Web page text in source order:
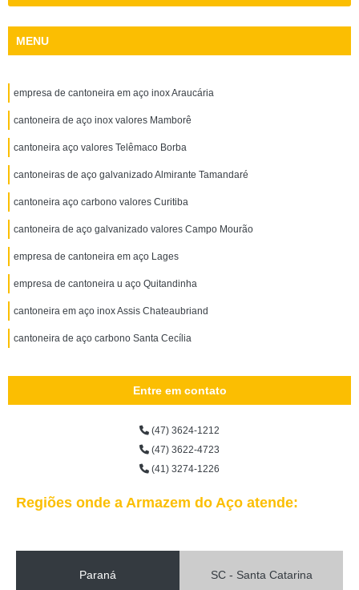
MENU
empresa de cantoneira em aço inox Araucária
cantoneira de aço inox valores Mamborê
cantoneira aço valores Telêmaco Borba
cantoneiras de aço galvanizado Almirante Tamandaré
cantoneira aço carbono valores Curitiba
cantoneira de aço galvanizado valores Campo Mourão
empresa de cantoneira em aço Lages
empresa de cantoneira u aço Quitandinha
cantoneira em aço inox Assis Chateaubriand
cantoneira de aço carbono Santa Cecília
Entre em contato
(47) 3624-1212
(47) 3622-4723
(41) 3274-1226
Regiões onde a Armazem do Aço atende:
Paraná SC - Santa Catarina